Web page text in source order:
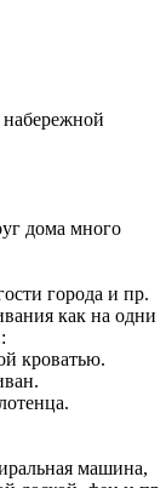
дома много
города и пр.
как на одни
кроватью.
машина,